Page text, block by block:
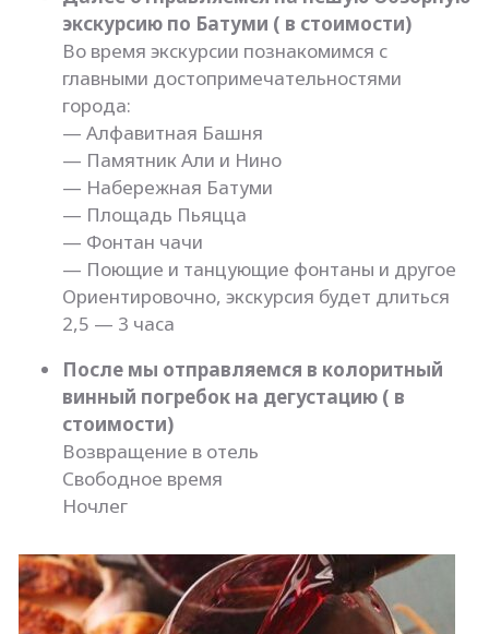
экскурсию по Батуми ( в стоимости)
Во время экскурсии познакомимся с
главными достопримечательностями
города:
— Алфавитная Башня
— Памятник Али и Нино
— Набережная Батуми
— Площадь Пьяцца
— Фонтан чачи
— Поющие и танцующие фонтаны и другое
Ориентировочно, экскурсия будет длиться
2,5 — 3 часа
После мы отправляемся в колоритный
винный погребок на дегустацию ( в
стоимости)
Возвращение в отель
Свободное время
Ночлег